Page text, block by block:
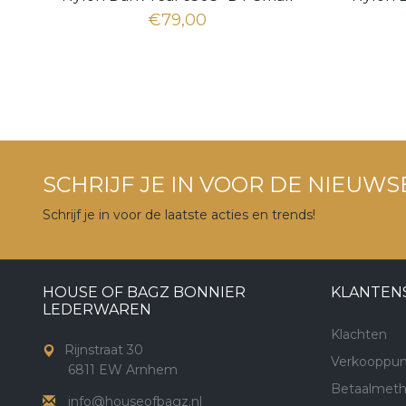
€79,00
SCHRIJF JE IN VOOR DE
Schrijf je in voor de laatste acties en trends!
HOUSE OF BAGZ BONNIER
LEDERWAREN
Rijnstraat 30
6811 EW Arnhem
info@houseofbagz.nl
Klachten